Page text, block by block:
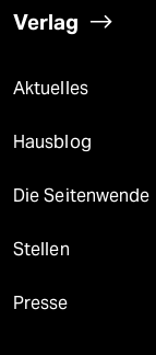
Verlag
Aktuelles
Hausblog
Die Seitenwende
Stellen
Presse